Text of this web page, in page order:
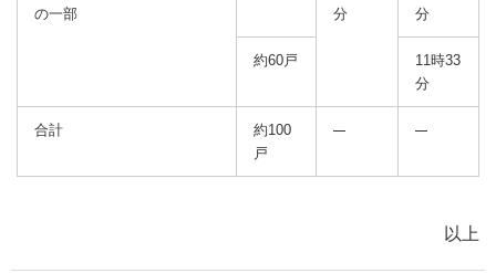
の一部
分
分
約60戸
11時33
分
合計
約100
戸
以上